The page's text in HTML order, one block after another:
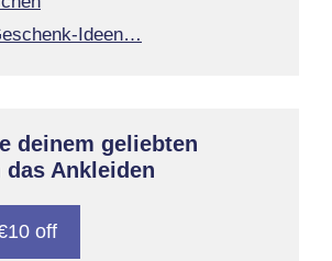
Ideen…
deinem geliebten
das Ankleiden
off